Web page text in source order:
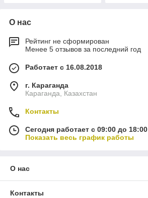
О нас
Рейтинг не сформирован
Менее 5 отзывов за последний год
Работает с 16.08.2018
г. Караганда
Караганда, Казахстан
Контакты
Сегодня работает с 09:00 до 18:00
Показать весь график работы
О нас
Контакты